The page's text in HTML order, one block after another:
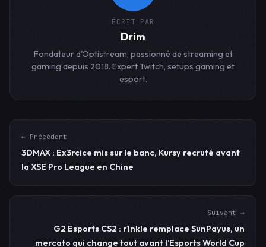
ÉCRIT PAR
Drim
Fondateur d'Optistream, passionné de streaming et
gaming depuis 2018. Expert Twitch, setups gaming et
esport.
← Précédent
3DMAX : Ex3rcice mis sur le banc, Kursy recruté avant
la XSE Pro League en Chine
Suivant →
G2 Esports CS2 : r1nkle remplace SunPayus, un
mercato qui change tout avant l’Esports World Cup